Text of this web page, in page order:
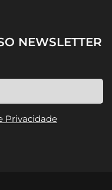
NEWSLETTER
Privacidade